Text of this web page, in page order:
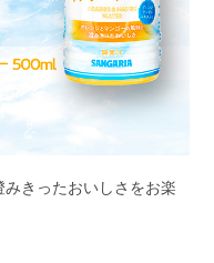
きったおいしさをお楽